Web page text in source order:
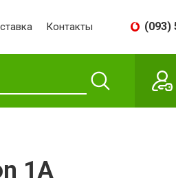
Контакты (093)
Пн - Сб:
Вс:
1A